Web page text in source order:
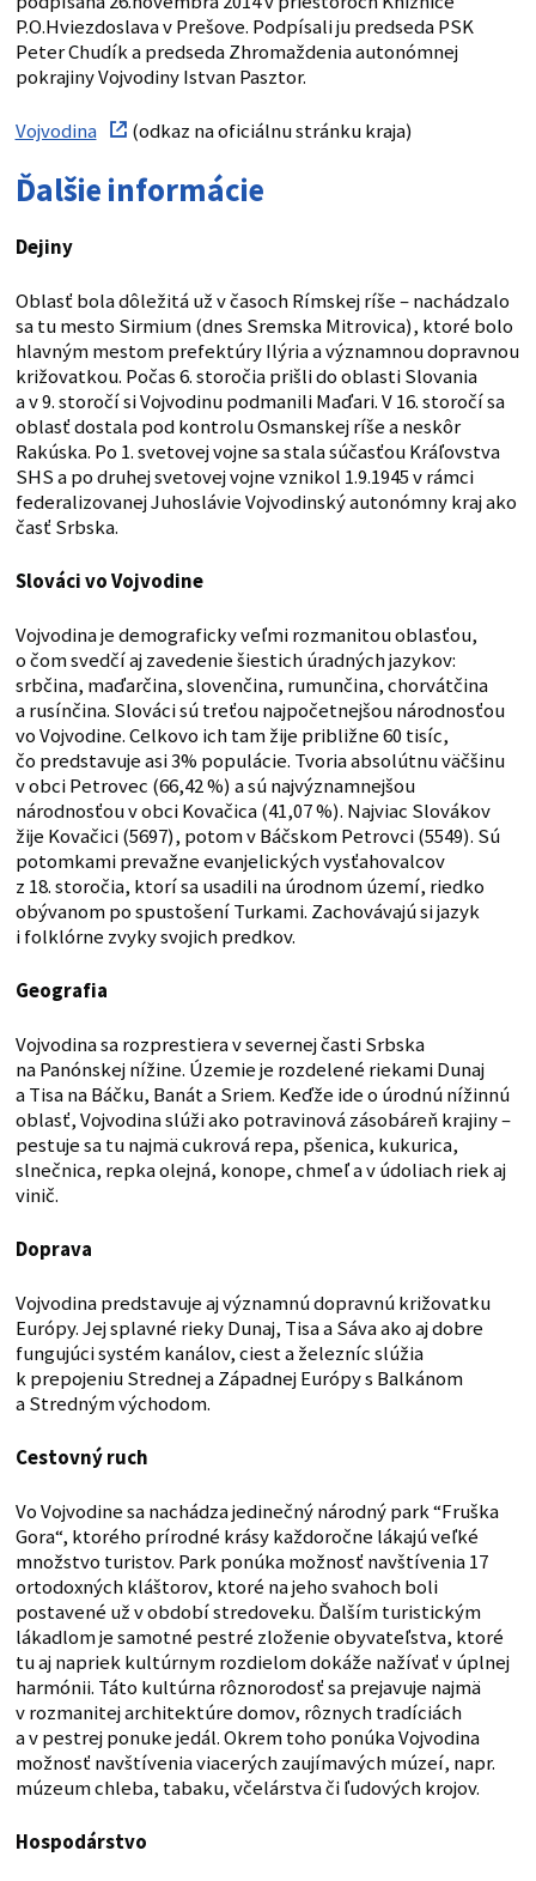
P.O.Hviezdoslava v Prešove. Podpísali ju predseda PSK
Peter Chudík a predseda Zhromaždenia autonómnej
pokrajiny Vojvodiny Istvan Pasztor.
Vojvodina (odkaz na oficiálnu stránku kraja)
Ďalšie informácie
Dejiny
Oblasť bola dôležitá už v časoch Rímskej ríše – nachádzalo
sa tu mesto Sirmium (dnes Sremska Mitrovica), ktoré bolo
hlavným mestom prefektúry Ilýria a významnou dopravnou
križovatkou. Počas 6. storočia prišli do oblasti Slovania
a v 9. storočí si Vojvodinu podmanili Maďari. V 16. storočí sa
oblasť dostala pod kontrolu Osmanskej ríše a neskôr
Rakúska. Po 1. svetovej vojne sa stala súčasťou Kráľovstva
SHS a po druhej svetovej vojne vznikol 1.9.1945 v rámci
federalizovanej Juhoslávie Vojvodinský autonómny kraj ako
časť Srbska.
Slováci vo Vojvodine
Vojvodina je demograficky veľmi rozmanitou oblasťou,
o čom svedčí aj zavedenie šiestich úradných jazykov:
srbčina, maďarčina, slovenčina, rumunčina, chorvátčina
a rusínčina. Slováci sú treťou najpočetnejšou národnosťou
vo Vojvodine. Celkovo ich tam žije približne 60 tisíc,
čo predstavuje asi 3% populácie. Tvoria absolútnu väčšinu
v obci Petrovec (66,42 %) a sú najvýznamnejšou
národnosťou v obci Kovačica (41,07 %). Najviac Slovákov
žije Kovačici (5697), potom v Báčskom Petrovci (5549). Sú
potomkami prevažne evanjelických vysťahovalcov
z 18. storočia, ktorí sa usadili na úrodnom území, riedko
obývanom po spustošení Turkami. Zachovávajú si jazyk
i folklórne zvyky svojich predkov.
Geografia
Vojvodina sa rozprestiera v severnej časti Srbska
na Panónskej nížine. Územie je rozdelené riekami Dunaj
a Tisa na Báčku, Banát a Sriem. Keďže ide o úrodnú nížinnú
oblasť, Vojvodina slúži ako potravinová zásobáreň krajiny –
pestuje sa tu najmä cukrová repa, pšenica, kukurica,
slnečnica, repka olejná, konope, chmeľ a v údoliach riek aj
vinič.
Doprava
Vojvodina predstavuje aj významnú dopravnú križovatku
Európy. Jej splavné rieky Dunaj, Tisa a Sáva ako aj dobre
fungujúci systém kanálov, ciest a železníc slúžia
k prepojeniu Strednej a Západnej Európy s Balkánom
a Stredným východom.
Cestovný ruch
Vo Vojvodine sa nachádza jedinečný národný park “Fruška
Gora“, ktorého prírodné krásy každoročne lákajú veľké
množstvo turistov. Park ponúka možnosť navštívenia 17
ortodoxných kláštorov, ktoré na jeho svahoch boli
postavené už v období stredoveku. Ďalším turistickým
lákadlom je samotné pestré zloženie obyvateľstva, ktoré
tu aj napriek kultúrnym rozdielom dokáže nažívať v úplnej
harmónii. Táto kultúrna rôznorodosť sa prejavuje najmä
v rozmanitej architektúre domov, rôznych tradíciách
a v pestrej ponuke jedál. Okrem toho ponúka Vojvodina
možnosť navštívenia viacerých zaujímavých múzeí, napr.
múzeum chleba, tabaku, včelárstva či ľudových krojov.
Hospodárstvo